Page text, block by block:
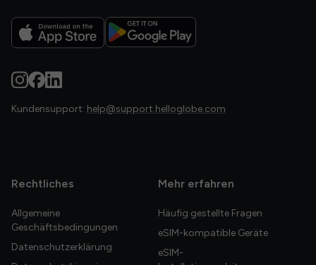
Kundensupport: help@support.helloglobe.com
Rechtliches
Allgemeine
Geschäftsbedingungen
Datenschutzerklärung
Mehr erfahren
Häufig gestellte Fragen
eSIM-kompatible Geräte
eSIM-